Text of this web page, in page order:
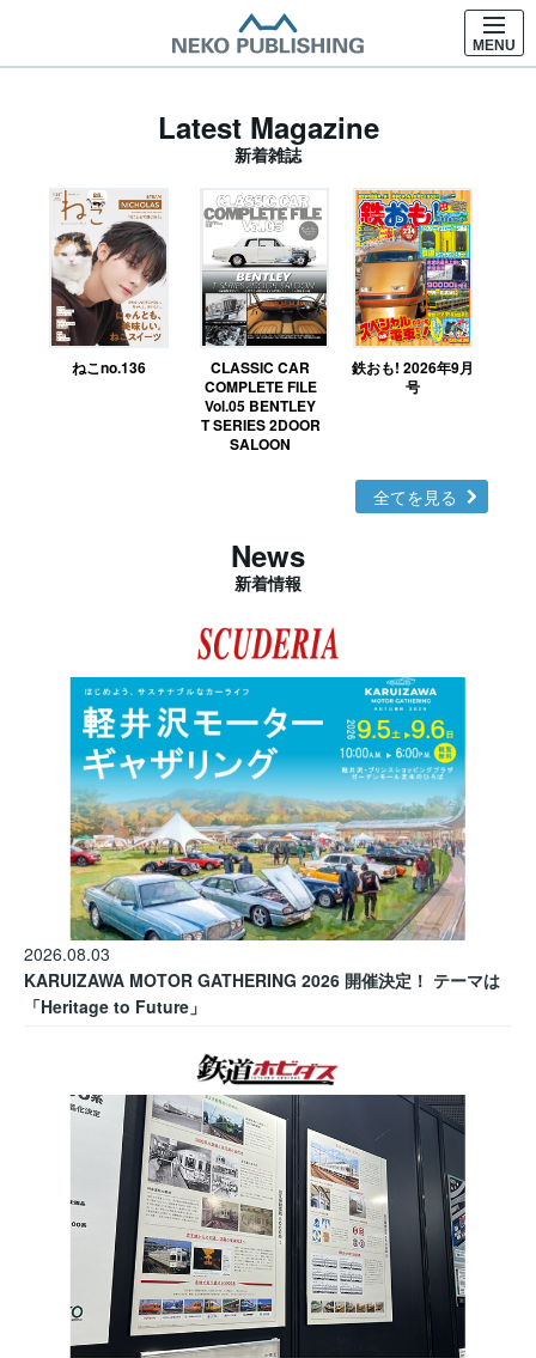
MENU
Latest Magazine
新着雑誌
ねこno.136
CLASSIC CAR
COMPLETE FILE
Vol.05 BENTLEY
T SERIES 2DOOR
SALOON
鉄おも! 2026年9月
号
全てを見る
News
新着情報
2026.08.03
KARUIZAWA MOTOR GATHERING 2026 開催決定！ テーマは
「Heritage to Future」